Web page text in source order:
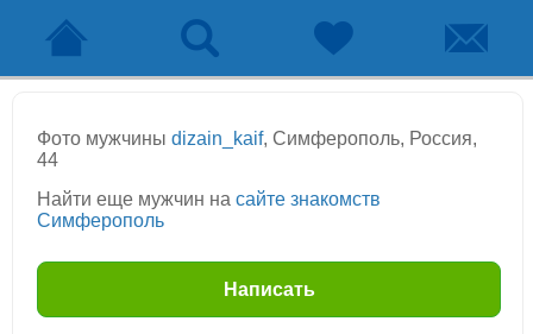
Фото мужчины dizain_kaif, Симферополь, Россия,
44
Найти еще мужчин на сайте знакомств
Симферополь
Написать